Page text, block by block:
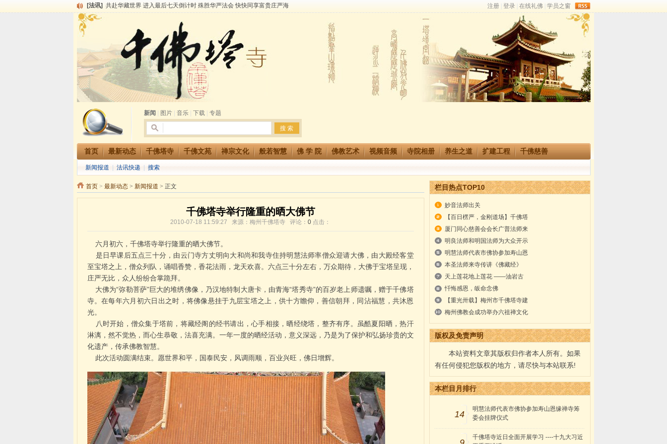
[法讯] 千佛塔寺阅藏堂周末阅藏报名通知
[法讯]
[法讯]
本寺方丈上明下慧尼和尚开讲《六祖坛经》
2015-3-26师父于法堂对大众的开示
[法讯]
广东千佛塔寺云门佛学院女众部 2016年招生简章
[法讯] 恭请海涛法师莅临千佛塔寺弘法
[法讯]
2014年七月大法会 祈福息灾地藏七 冥阳两利普渡群蒙盂兰盆
[法讯]
千佛塔寺云门佛学院女众部2014年招生简章
[法讯]
千佛塔寺兴建佛学院综合大楼缘起
[法讯] 共赴华藏世界 进入最后七天倒计时 殊胜华严法会 快快同享富贵庄严海
新闻 图片| 音乐| 下载| 专题
首页 最新动态 千佛塔寺 千佛文苑 禅宗文化 般若智慧 佛 学 院 佛教艺术 视频音频 寺院相册 养生之道 扩建工程 千佛慈善
新闻报道 法讯快递 搜索
首页> 最新动态> 新闻报道 > 正文
千佛塔寺举行隆重的晒大佛节
2010-07-18 11:59:27 来源：梅州千佛塔寺 评论： 0 点击：
六月初六，千佛塔寺举行隆重的晒大佛节。
是日早课后五点三十分，由云门寺方丈明向大和尚和我寺住持明慧法师率僧众迎请大佛，由大殿经客堂
至宝塔之上，僧众列队，诵唱香赞，香花法雨，龙天欢喜。六点三十分左右，万众期待，大佛于宝塔呈现，
庄严无比，众人纷纷合掌跪拜。
大佛为“弥勒菩萨”巨大的堆绣佛像，乃汉地特制大唐卡，由青海“塔秀寺”的百岁老上师遗嘱，赠于千佛塔
寺。在每年六月初六日出之时，将佛像悬挂于九层宝塔之上，供十方瞻仰，善信朝拜，同沾福慧，共沐恩
光。
八时开始，僧众集于塔前，将藏经阁的经书请出，心手相接，晒经绕塔，整齐有序。虽酷夏阳晒，热汗
淋漓，然不觉热，而心生恭敬，法喜充满。一年一度的晒经活动，意义深远，乃是为了保护和弘扬珍贵的文
化遗产，传承佛教智慧。
此次活动圆满结束。愿世界和平，国泰民安，风调雨顺，百业兴旺，佛日增辉。
栏目热点TOP10
妙音法师出关
【百日楞严，金刚道场】千佛塔
厦门同心慈善会会长广普法师来
明良法师和明国法师为大众开示
明慧法师代表市佛协参加寿山恩
本圣法师来寺传讲《佛藏经》
天上莲花地上莲花 ——油岩古
忏悔感恩，皈命念佛
【重光卅载】梅州市千佛塔寺建
梅州佛教会成功举办六祖禅文化
版权及免责声明
本站资料文章其版权归作者本人所有。如果
有任何侵犯您版权的地方，请尽快与本站联系!
本栏目月排行
14
明慧法师代表市佛协参加寿山恩缘禅寺筹
委会挂牌仪式
千佛塔寺近日全面开展学习 ----十九大习近